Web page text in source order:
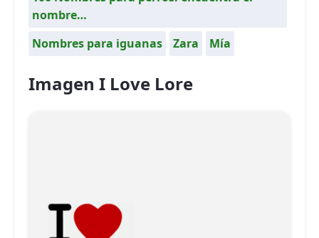
nombre…
Nombres para iguanas
Zara Mía
Imagen I Love Lore